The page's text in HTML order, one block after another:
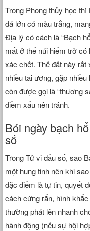
Trong Phong thủy học
đá lớn có màu trắng,
Địa lý có cách là “Bạch
mất ở thế núi hiểm trở có
xác chết. Thế đất này
nhiều tai ương, gặp
còn được gọi là “thương
điềm xấu nên tránh.
Bói ngày bạch
số
Trong Tử vi đẩu số, sao
một hung tinh nên khi
đặc điểm là tự tin, quyết
cách cứng rắn, hình
thường phát lên nhanh
hành động (nếu sự hội